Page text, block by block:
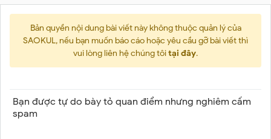
Bản quyền nội dung bài viết này không thuộc quản lý của
SAOKUL, nếu bạn muốn báo cáo hoặc yêu cầu gỡ bài viết thì
vui lòng liên hệ chúng tôitại đây.
Bạn được tự do bày tỏ quan điểm nhưng nghiêm cấm
spam